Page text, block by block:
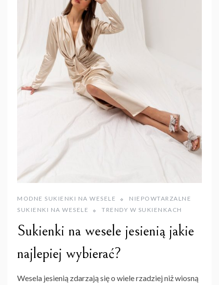
MODNE SUKIENKI NA WESELE
NIEPOWTARZALNE
SUKIENKI NA WESELE
TRENDY W SUKIENKACH
Sukienki na wesele jesienią jakie
najlepiej wybierać?
Wesela jesienią zdarzają się o wiele rzadziej niż wiosną